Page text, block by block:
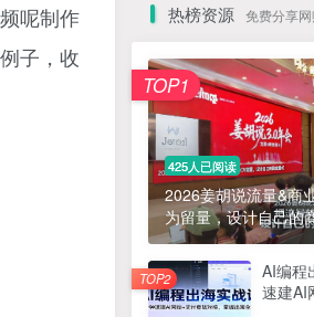
呢制作
子，收
1 ? 零加盟费｜红颜搭全国城
淘宝天猫盈利突破特训营25年12月线下课，系统性的
3 抓亚马逊漏洞，免去店铺月租，一个流
2025最新零撸项目，一部手机就可以操作，20秒一
5 线上陪伴项目玩法，聊聊天就有
6 全网首发！答案之书网页版，全新玩法，搭配
热榜资源 免费分享
425人已阅读
2026姜胡说流量&商
为留量，设计自己的
TOP1
AI编程
速建AI
TOP2